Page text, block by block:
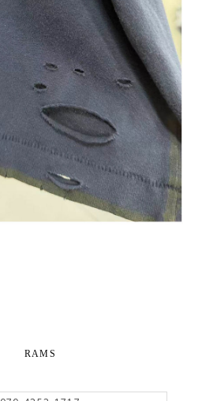
RAMS